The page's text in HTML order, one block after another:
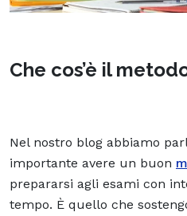
Che cos’è il
Nel nostro blog abbiamo
importante avere un buon
prepararsi agli esami con
tempo. È quello che